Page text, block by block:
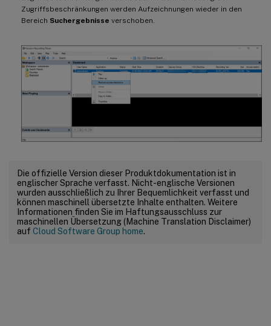
Zugriffsbeschränkungen werden Aufzeichnungen wieder in den
Bereich Suchergebnisse verschoben.
Die offizielle Version dieser Produktdokumentation ist in
englischer Sprache verfasst. Nicht-englische Versionen
wurden ausschließlich zu Ihrer Bequemlichkeit verfasst und
können maschinell übersetzte Inhalte enthalten. Weitere
Informationen finden Sie im Haftungsausschluss zur
maschinellen Übersetzung (Machine Translation Disclaimer)
auf Cloud Software Group home.